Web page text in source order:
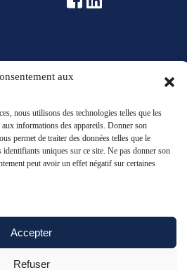
aux
nous utilisons des technologies telles que les
informations des appareils. Donner son
permet de traiter des données telles que le
uniques sur ce site. Ne pas donner son
peut avoir un effet négatif sur certaines
Accepter
Refuser
& Levesque, tous droits